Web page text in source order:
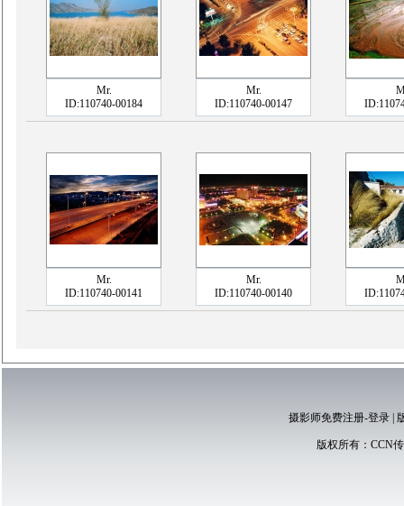
Mr.
ID:110740-00184
Mr.
ID:110740-00147
Mr.
ID:110740-00141
Mr.
ID:110740-00140
摄影师免费注册-登录|
版权所有： CCN